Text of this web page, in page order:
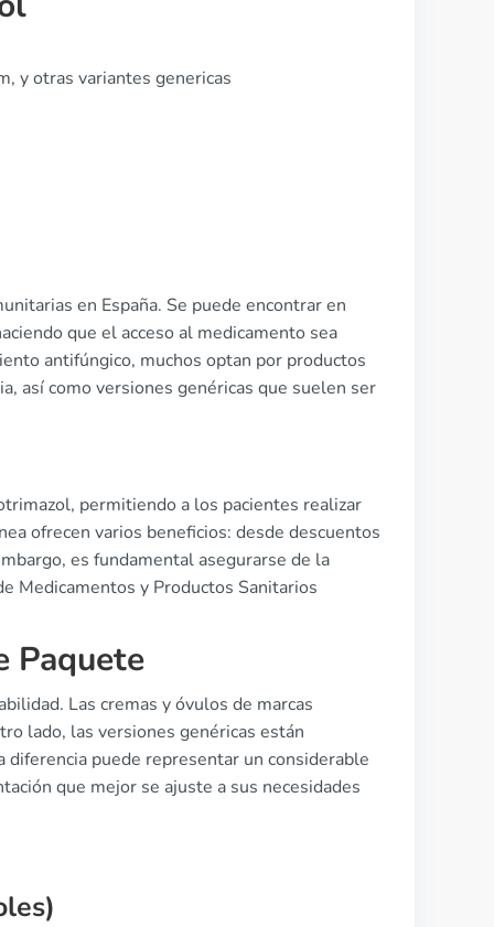
y otras variantes genericas
en España. Se puede encontrar en
que el acceso al medicamento sea
antifúngico, muchos optan por productos
así como versiones genéricas que suelen ser
permitiendo a los pacientes realizar
ofrecen varios beneficios: desde descuentos
es fundamental asegurarse de la
Medicamentos y Productos Sanitarios
Paquete
Las cremas y óvulos de marcas
lado, las versiones genéricas están
puede representar un considerable
que mejor se ajuste a sus necesidades